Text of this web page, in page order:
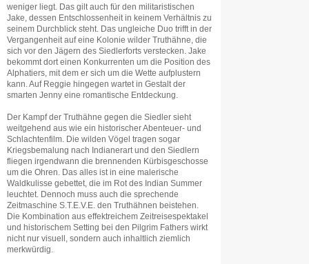
weniger liegt. Das gilt auch für den militaristischen
Jake, dessen Entschlossenheit in keinem Verhältnis zu
seinem Durchblick steht. Das ungleiche Duo trifft in der
Vergangenheit auf eine Kolonie wilder Truthähne, die
sich vor den Jägern des Siedlerforts verstecken. Jake
bekommt dort einen Konkurrenten um die Position des
Alphatiers, mit dem er sich um die Wette aufplustern
kann. Auf Reggie hingegen wartet in Gestalt der
smarten Jenny eine romantische Entdeckung.
Der Kampf der Truthähne gegen die Siedler sieht
weitgehend aus wie ein historischer Abenteuer- und
Schlachtenfilm. Die wilden Vögel tragen sogar
Kriegsbemalung nach Indianerart und den Siedlern
fliegen irgendwann die brennenden Kürbisgeschosse
um die Ohren. Das alles ist in eine malerische
Waldkulisse gebettet, die im Rot des Indian Summer
leuchtet. Dennoch muss auch die sprechende
Zeitmaschine S.T.E.V.E. den Truthähnen beistehen.
Die Kombination aus effektreichem Zeitreisespektakel
und historischem Setting bei den Pilgrim Fathers wirkt
nicht nur visuell, sondern auch inhaltlich ziemlich
merkwürdig.